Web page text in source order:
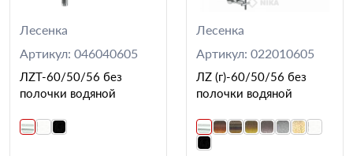
Лесенка
Артикул: 046040605
ЛZT-60/50/56 без
полочки водяной
Лесенка
Артикул: 022010605
ЛZ (г)-60/50/56 без
полочки водяной